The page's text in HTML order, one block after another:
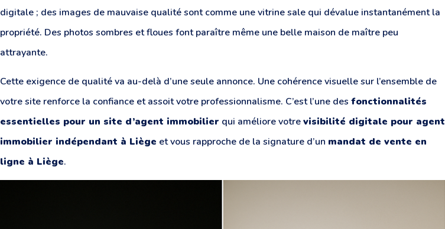
digitale ; des images de mauvaise qualité sont comme une vitrine sale qui dévalue instantanément la
propriété. Des photos sombres et floues font paraître même une belle maison de maître peu
attrayante.
Cette exigence de qualité va au-delà d’une seule annonce. Une cohérence visuelle sur l’ensemble de
votre site renforce la confiance et assoit votre professionnalisme. C’est l’une des fonctionnalités
essentielles pour un site d’agent immobilier qui améliore votrevisibilité digitale pour agent
immobilier indépendant à Liège et vous rapproche de la signature d’un mandat de vente en
ligne à Liège.